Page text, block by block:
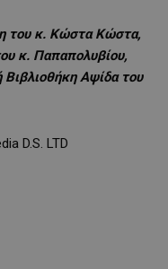
του κ. Κώστα Κώστα,
κ. Παπαπολυβίου,
Αψίδα του
D.S. LTD